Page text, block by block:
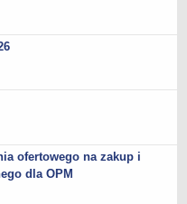
ofertowego na zakup i
dla OPM